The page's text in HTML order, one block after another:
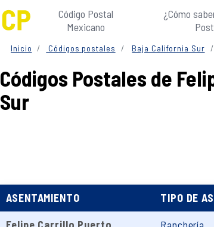
Código Postal
Mexicano
¿Cómo
Inicio Códigos postales Baja California Sur
Códigos Postales de
Sur
ASENTAMIENTO TIPO DE